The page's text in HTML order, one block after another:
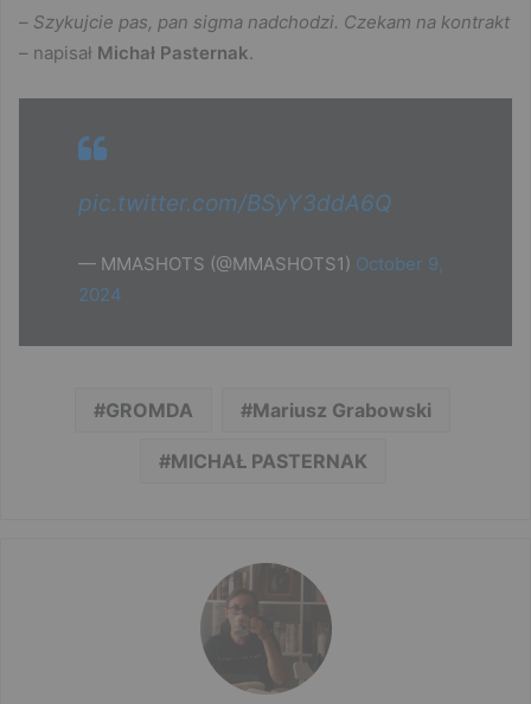
– Szykujcie pas, pan sigma nadchodzi. Czekam na kontrakt
– napisał Michał Pasternak.
pic.twitter.com/BSyY3ddA6Q
— MMASHOTS (@MMASHOTS1) October 9,
2024
GROMDA Mariusz Grabowski
MICHAŁ PASTERNAK